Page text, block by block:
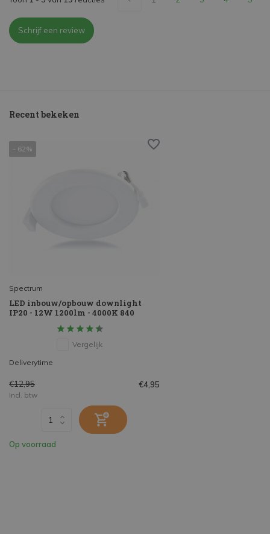
Schrijf een review
Recent bekeken
- 62%
Spectrum
LED inbouw/opbouw downlight
IP20 - 12W 1200lm - 4000K 840
Vergelijk
Deliverytime
€12,95 €4,95
Incl. btw
Op voorraad